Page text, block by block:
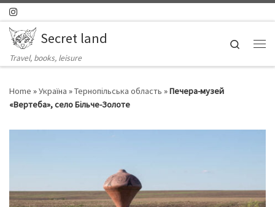
Skip to content
Secret land
Travel, books, leisure
Search
Home »Україна »Тернопільська область »Печера-музей
«Вертеба», село Більче-Золоте